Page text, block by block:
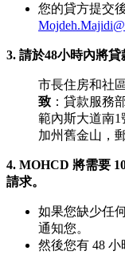
您的貸方提交
3. 請於48小時內將
市長住房和社
致 ：貸款服務
範內斯大道南1
加州舊金山，
4. MOHCD 將需要
請求。
如果您缺少任
通知您。
然後您有 48 小